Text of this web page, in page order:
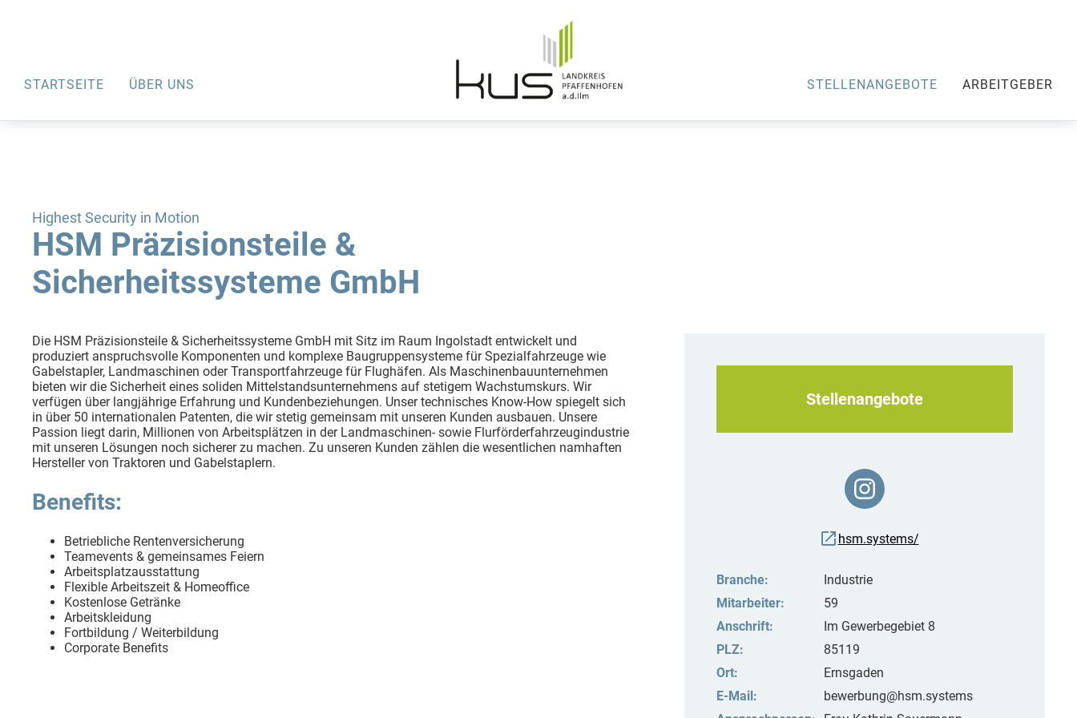
STARTSEITE ÜBER UNS STELLENANGEBOTE ARBEITGEBER
Highest Security in Motion
HSM Präzisionsteile &
Sicherheitssysteme GmbH
Die HSM Präzisionsteile & Sicherheitssysteme GmbH mit Sitz im Raum Ingolstadt entwickelt und
produziert anspruchsvolle Komponenten und komplexe Baugruppensysteme für Spezialfahrzeuge wie
Gabelstapler, Landmaschinen oder Transportfahrzeuge für Flughäfen. Als Maschinenbauunternehmen
bieten wir die Sicherheit eines soliden Mittelstandsunternehmens auf stetigem Wachstumskurs. Wir
verfügen über langjährige Erfahrung und Kundenbeziehungen. Unser technisches Know-How spiegelt sich
in über 50 internationalen Patenten, die wir stetig gemeinsam mit unseren Kunden ausbauen. Unsere
Passion liegt darin, Millionen von Arbeitsplätzen in der Landmaschinen- sowie Flurförderfahrzeugindustrie
mit unseren Lösungen noch sicherer zu machen. Zu unseren Kunden zählen die wesentlichen namhaften
Hersteller von Traktoren und Gabelstaplern.
Benefits:
Betriebliche Rentenversicherung
Teamevents & gemeinsames Feiern
Arbeitsplatzausstattung
Flexible Arbeitszeit & Homeoffice
Kostenlose Getränke
Arbeitskleidung
Fortbildung / Weiterbildung
Corporate Benefits
Stellenangebote
hsm.systems/
Branche:
Industrie
Mitarbeiter:
59
Anschrift:
Im Gewerbegebiet 8
PLZ:
85119
Ort:
Ernsgaden
E-Mail:
bewerbung@hsm.systems